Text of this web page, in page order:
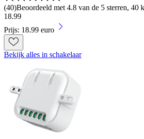
(40)Beoordeeld met 4.8 van de 5 sterren, 40
18.99
Prijs: 18.99 euro
Bekijk alles in schakelaar